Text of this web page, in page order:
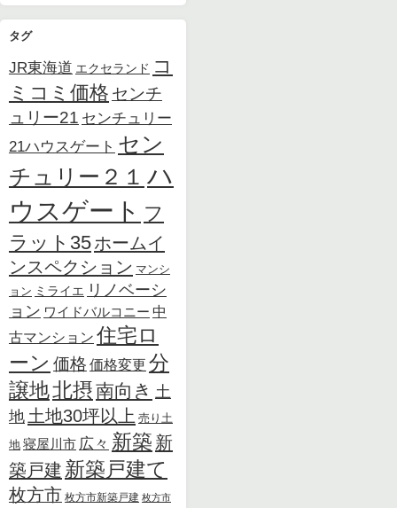
タグ
JR東海道 エクセランド コ
ミコミ価格 センチ
ュリー21 センチュリー
21ハウスゲート セン
チュリー２１ ハ
ウスゲート フ
ラット35ホームイ
ンスペクション マンシ
ョン ミライエ リノベーシ
ョン ワイドバルコニー 中
古マンション 住宅ロ
ーン 価格 価格変更 分
譲地北摂南向き 土
地 土地30坪以上 売り土
地 寝屋川市 広々 新築 新
築戸建 新築戸建て
枚方市 枚方市新築戸建 枚方市